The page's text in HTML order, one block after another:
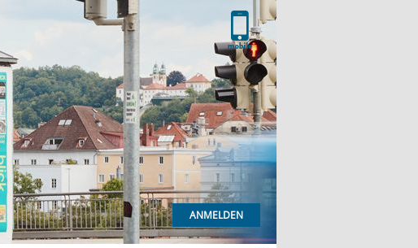
ANMELDEN